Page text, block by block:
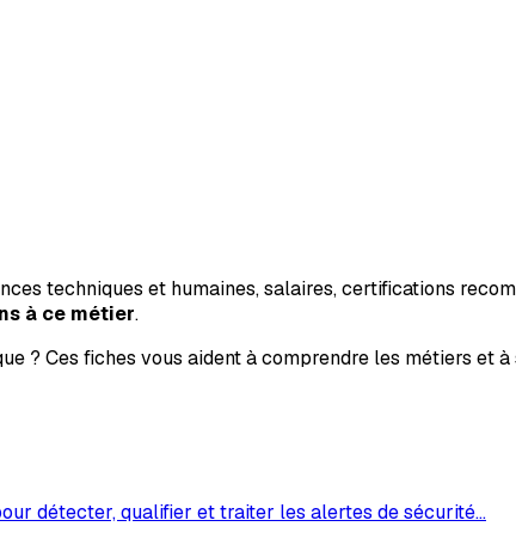
techniques et humaines, salaires, certifications
à ce métier.
? Ces fiches vous aident à comprendre les métiers et
détecter, qualifier et traiter les alertes de sécurité…